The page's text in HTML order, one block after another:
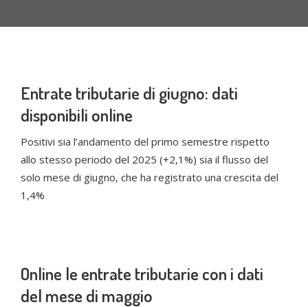
Entrate tributarie di giugno: dati
disponibili online
Positivi sia l’andamento del primo semestre rispetto
allo stesso periodo del 2025 (+2,1%) sia il flusso del
solo mese di giugno, che ha registrato una crescita del
1,4%
Online le entrate tributarie con i dati
del mese di maggio